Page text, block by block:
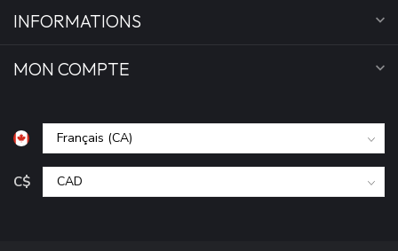
INFORMATIONS
MON COMPTE
C$